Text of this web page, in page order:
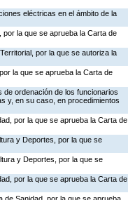
eléctricas en el ámbito de la
la que se aprueba la Carta de
por la que se autoriza la
la que se aprueba la Carta de
ordenación de los funcionarios
y, en su caso, en procedimientos
por la que se aprueba la Carta de
y Deportes, por la que se
y Deportes, por la que se
por la que se aprueba la Carta de